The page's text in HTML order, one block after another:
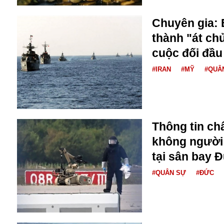
Bulagria
Crimea
Chính trị
Công nghệ
Chuyện hay
Chuyện lạ
Cuộc sống quanh ta
Casino
Chiến tranh thương mại
Chi hội phụ nữ TTTM Mátxcơva
Chính trị Nga
Chợ Vòm
Cảnh sát
Cấm bay
Canada
Chuyên gia:
thành "át
cuộc đối
#IRAN #MỸ
Thông tin
không
tại sân bay
#QUÂN SỰ #ĐỨC